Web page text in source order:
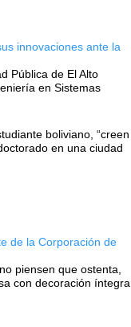
innovaciones ante la
Pública de El Alto
en Sistemas
boliviano, “creen
en una ciudad
de la Corporación de
piensen que ostenta,
con decoración íntegra